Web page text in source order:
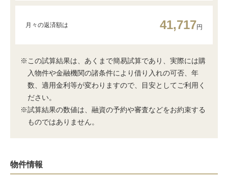
月々の返済額は 41,717円
※この試算結果は、あくまで簡易試算であり、実際には購
入物件や金融機関の諸条件により借り入れの可否、年
数、適用金利等が変わりますので、目安としてご利用く
ださい。
※試算結果の数値は、融資の予約や審査などをお約束する
ものではありません。
物件情報